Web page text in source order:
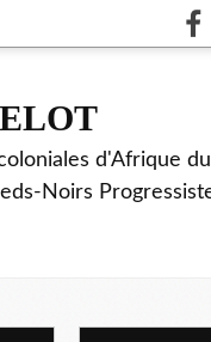
d'Afrique
Noirs